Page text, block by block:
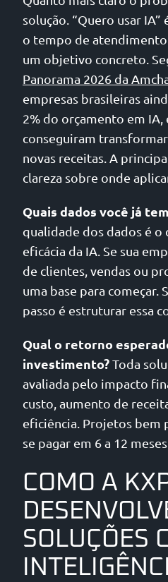
solução. “Quero usar
o tempo de atendimento
um objetivo concreto.
Panorama 2026 da
empresas brasileiras
2% do orçamento em IA,
conseguiram
novas receitas. A
clareza sobre onde
Quais dados você já
qualidade dos dados é o
eficácia da IA. Se sua
de clientes, vendas ou
uma base para começar.
passo é estruturar essa
Qual o retorno
investimento?Toda
avaliada pelo impacto
custo, aumento de
eficiência. Projetos bem
se pagar em 6 a 12
COMO A
SOLUÇÕES